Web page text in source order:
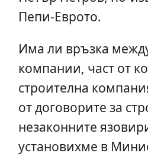
Пепи-Еврото.
Има ли връзка
компании, част от
строителна
от договорите за
незаконните
установихме в